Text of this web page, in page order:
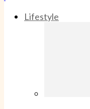
Lifestyle